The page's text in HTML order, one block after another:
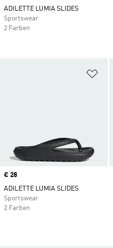
ADILETTE LUMIA SLIDES
Sportswear
2 Farben
Price
€ 28
ADILETTE LUMIA SLIDES
Sportswear
2 Farben